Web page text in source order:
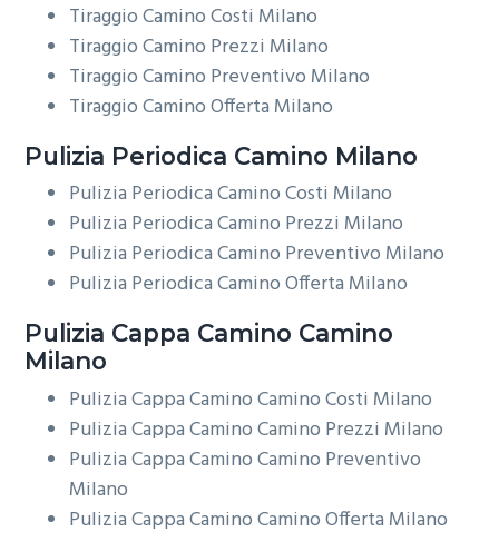
Tiraggio Camino Costi Milano
Tiraggio Camino Prezzi Milano
Tiraggio Camino Preventivo Milano
Tiraggio Camino Offerta Milano
Pulizia Periodica Camino Milano
Pulizia Periodica Camino Costi Milano
Pulizia Periodica Camino Prezzi Milano
Pulizia Periodica Camino Preventivo Milano
Pulizia Periodica Camino Offerta Milano
Pulizia Cappa Camino Camino
Milano
Pulizia Cappa Camino Camino Costi Milano
Pulizia Cappa Camino Camino Prezzi Milano
Pulizia Cappa Camino Camino Preventivo
Milano
Pulizia Cappa Camino Camino Offerta Milano